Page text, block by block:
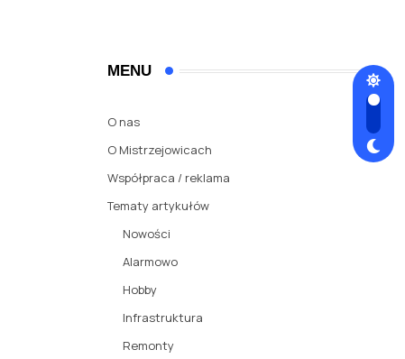
MENU
O nas
O Mistrzejowicach
Współpraca / reklama
Tematy artykułów
Nowości
Alarmowo
Hobby
Infrastruktura
Remonty